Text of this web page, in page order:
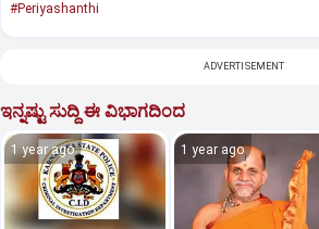
#Periyashanthi
ADVERTISEMENT
ಇನ್ನಷ್ಟು ಸುದ್ದಿ ಈ ವಿಭಾಗದಿಂದ
1 year ago 1 year ago